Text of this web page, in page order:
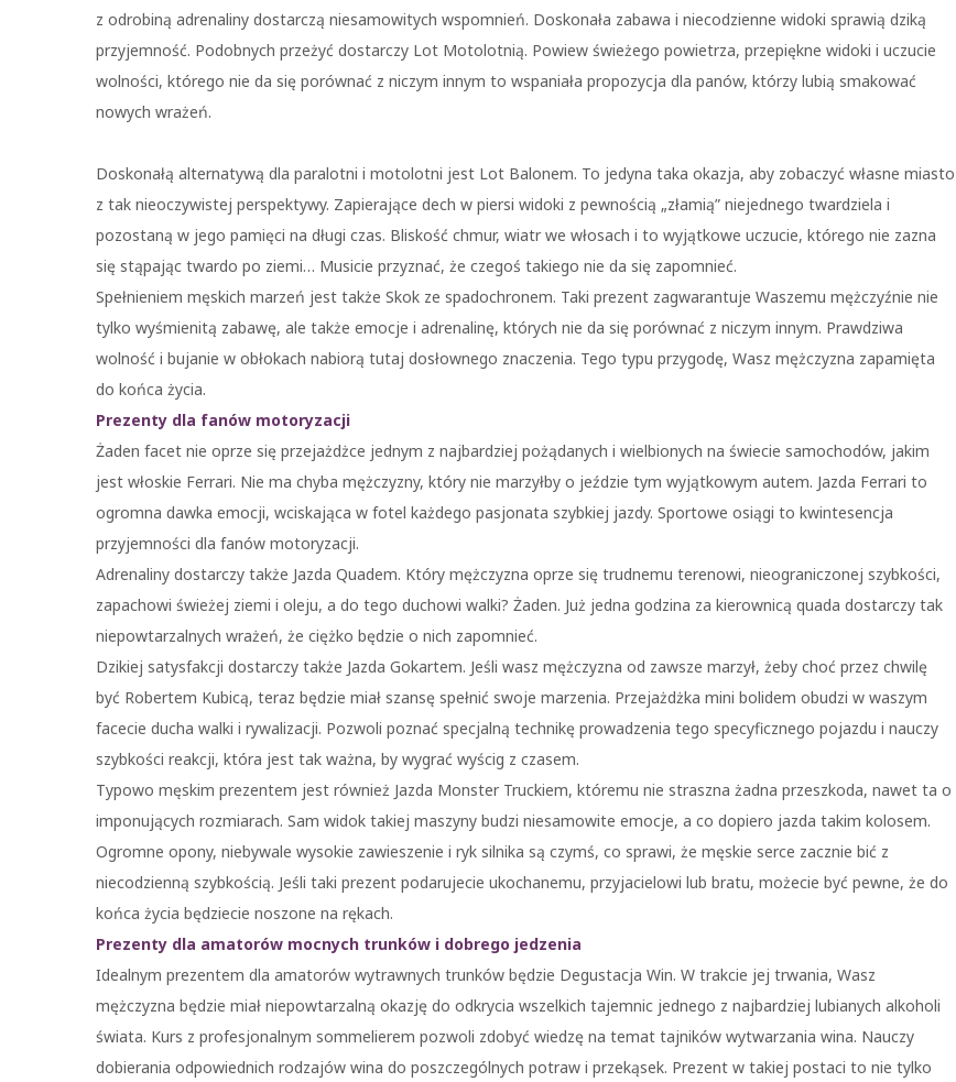
z odrobiną adrenaliny dostarczą niesamowitych wspomnień. Doskonała zabawa i niecodzienne widoki sprawią dziką
przyjemność. Podobnych przeżyć dostarczy Lot Motolotnią. Powiew świeżego powietrza, przepiękne widoki i uczucie
wolności, którego nie da się porównać z niczym innym to wspaniała propozycja dla panów, którzy lubią smakować
nowych wrażeń.
Doskonałą alternatywą dla paralotni i motolotni jest Lot Balonem. To jedyna taka okazja, aby zobaczyć własne miasto
z tak nieoczywistej perspektywy. Zapierające dech w piersi widoki z pewnością „złamią” niejednego twardziela i
pozostaną w jego pamięci na długi czas. Bliskość chmur, wiatr we włosach i to wyjątkowe uczucie, którego nie zazna
się stąpając twardo po ziemi… Musicie przyznać, że czegoś takiego nie da się zapomnieć.
Spełnieniem męskich marzeń jest także Skok ze spadochronem. Taki prezent zagwarantuje Waszemu mężczyźnie nie
tylko wyśmienitą zabawę, ale także emocje i adrenalinę, których nie da się porównać z niczym innym. Prawdziwa
wolność i bujanie w obłokach nabiorą tutaj dosłownego znaczenia. Tego typu przygodę, Wasz mężczyzna zapamięta
do końca życia.
Prezenty dla fanów motoryzacji
Żaden facet nie oprze się przejażdżce jednym z najbardziej pożądanych i wielbionych na świecie samochodów, jakim
jest włoskie Ferrari. Nie ma chyba mężczyzny, który nie marzyłby o jeździe tym wyjątkowym autem. Jazda Ferrari to
ogromna dawka emocji, wciskająca w fotel każdego pasjonata szybkiej jazdy. Sportowe osiągi to kwintesencja
przyjemności dla fanów motoryzacji.
Adrenaliny dostarczy także Jazda Quadem. Który mężczyzna oprze się trudnemu terenowi, nieograniczonej szybkości,
zapachowi świeżej ziemi i oleju, a do tego duchowi walki? Żaden. Już jedna godzina za kierownicą quada dostarczy tak
niepowtarzalnych wrażeń, że ciężko będzie o nich zapomnieć.
Dzikiej satysfakcji dostarczy także Jazda Gokartem. Jeśli wasz mężczyzna od zawsze marzył, żeby choć przez chwilę
być Robertem Kubicą, teraz będzie miał szansę spełnić swoje marzenia. Przejażdżka mini bolidem obudzi w waszym
facecie ducha walki i rywalizacji. Pozwoli poznać specjalną technikę prowadzenia tego specyficznego pojazdu i nauczy
szybkości reakcji, która jest tak ważna, by wygrać wyścig z czasem.
Typowo męskim prezentem jest również Jazda Monster Truckiem, któremu nie straszna żadna przeszkoda, nawet ta o
imponujących rozmiarach. Sam widok takiej maszyny budzi niesamowite emocje, a co dopiero jazda takim kolosem.
Ogromne opony, niebywale wysokie zawieszenie i ryk silnika są czymś, co sprawi, że męskie serce zacznie bić z
niecodzienną szybkością. Jeśli taki prezent podarujecie ukochanemu, przyjacielowi lub bratu, możecie być pewne, że do
końca życia będziecie noszone na rękach.
Prezenty dla amatorów mocnych trunków i dobrego jedzenia
Idealnym prezentem dla amatorów wytrawnych trunków będzie Degustacja Win. W trakcie jej trwania, Wasz
mężczyzna będzie miał niepowtarzalną okazję do odkrycia wszelkich tajemnic jednego z najbardziej lubianych alkoholi
świata. Kurs z profesjonalnym sommelierem pozwoli zdobyć wiedzę na temat tajników wytwarzania wina. Nauczy
dobierania odpowiednich rodzajów wina do poszczególnych potraw i przekąsek. Prezent w takiej postaci to nie tylko